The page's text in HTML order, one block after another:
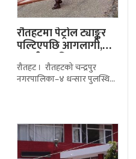
रौतहटमा पेट्रोल ट्याङ्कर
पल्टिएपछि आगलागी,
मानवीय क्षति भएन
रौतहट । रौतहटको चन्द्रपुर
नगरपालिका–४ धन्सार पुलस्थित